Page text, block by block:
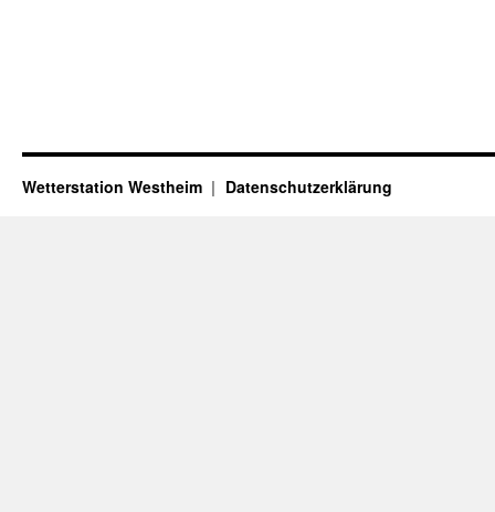
Wetterstation Westheim Datenschutzerklärung